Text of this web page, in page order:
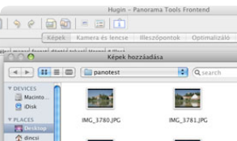
20mm-
es
panoráma
belső
II.